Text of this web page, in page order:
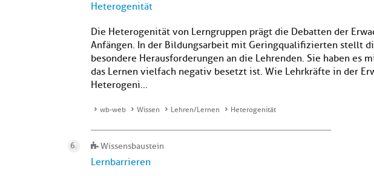
Heterogenität
Die Heterogenität von Lerngruppen prägt die Debatten der
Anfängen. In der Bildungsarbeit mit Geringqualifizierten stellt
besondere Herausforderungen an die Lehrenden. Sie haben es
das Lernen vielfach negativ besetzt ist. Wie Lehrkräfte in der
Heterogeni...
wb-web Wissen Lehren/Lernen Heterogenität
Wissensbaustein
Lernbarrieren